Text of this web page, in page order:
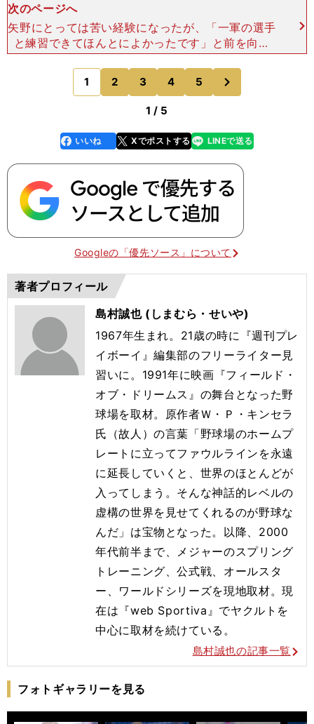
次のページへ
矢野にとっては苦い経験になったが、「一軍の選手
と練習できてほんとによかったです」と前を向い
た。「先輩方を見ていると、スピード感がすごいで
すよね。スローイングもそうですけど、声かけと
か、とっさの判断も
1 2 3 4 5
のページへ
1 / 5
faceboo
k
いいね Xでポストする
line LINEで送る
Googleの「優先ソース」について
著者プロフィール
島村誠也 (しまむら・せいや)
1967年生まれ。21歳の時に『週刊プレ
イボーイ』編集部のフリーライター見
習いに。1991年に映画『フィールド・
オブ・ドリームス』の舞台となった野
球場を取材。原作者Ｗ・Ｐ・キンセラ
氏（故人）の言葉「野球場のホームプ
レートに立ってファウルラインを永遠
に延長していくと、世界のほとんどが
入ってしまう。そんな神話的レベルの
虚構の世界を見せてくれるのが野球な
んだ」は宝物となった。以降、2000
年代前半まで、メジャーのスプリング
トレーニング、公式戦、オールスタ
ー、ワールドシリーズを現地取材。現
在は『web Sportiva』でヤクルトを
中心に取材を続けている。
島村誠也の記事一覧
フォトギャラリーを見る